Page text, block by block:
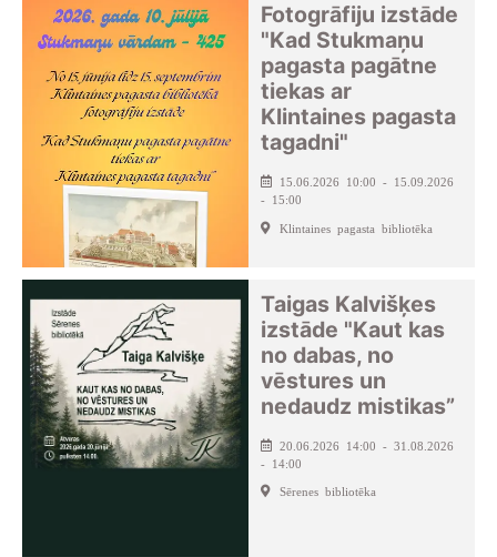
Fotogrāfiju izstāde
"Kad Stukmaņu
pagasta pagātne
tiekas ar
Klintaines pagasta
tagadni"
15.06.2026 10:00 - 15.09.2026
- 15:00
Klintaines pagasta bibliotēka
Taigas Kalvišķes
izstāde "Kaut kas
no dabas, no
vēstures un
nedaudz mistikas”
20.06.2026 14:00 - 31.08.2026
- 14:00
Sērenes bibliotēka